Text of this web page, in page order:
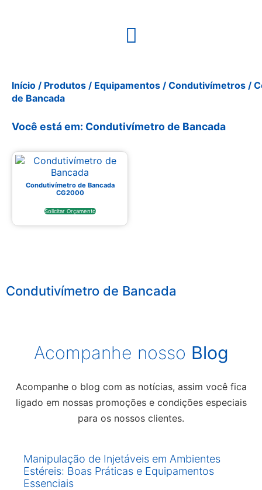
Início / Produtos / Equipamentos / Condutivímetros /
de Bancada
Você está em: Condutivímetro de Bancada
Condutivímetro de Bancada
CG2000
Solicitar Orçamento
Condutivímetro de Bancada
Acompanhe nosso Blog
Acompanhe o blog com as notícias, assim você fica
ligado em nossas promoções e condições especiais
para os nossos clientes.
Manipulação de Injetáveis em Ambientes
Estéreis: Boas Práticas e Equipamentos
Essenciais